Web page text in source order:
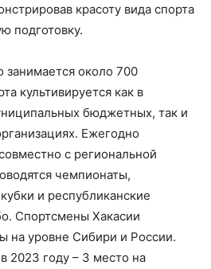
красоту вида спорта
подготовку.
занимается около 700
культивируется как в
бюджетных, так и
Ежегодно
с региональной
чемпионаты,
и республиканские
Спортсмены Хакасии
на уровне Сибири и России.
2023 году – 3 место на